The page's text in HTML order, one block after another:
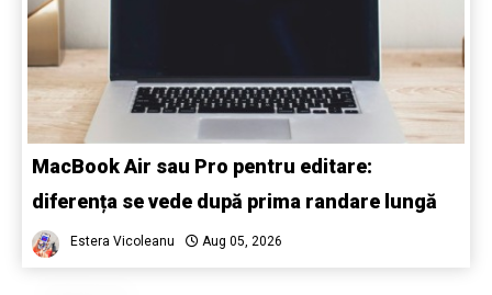
MacBook Air sau Pro pentru editare:
diferența se vede după prima randare lungă
Estera Vicoleanu Aug 05, 2026